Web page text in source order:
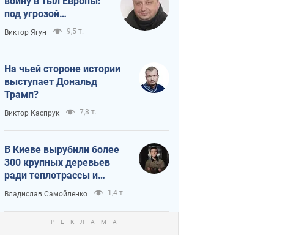
под угрозой
критическая
логистика
Виктор Ягун 9,5 т.
На чьей стороне истории
выступает Дональд
Трамп?
Виктор Каспрук 7,8 т.
В Киеве вырубили более
300 крупных деревьев
ради теплотрассы и
вопреки Генплану
Владислав Самойленко 1,4 т.